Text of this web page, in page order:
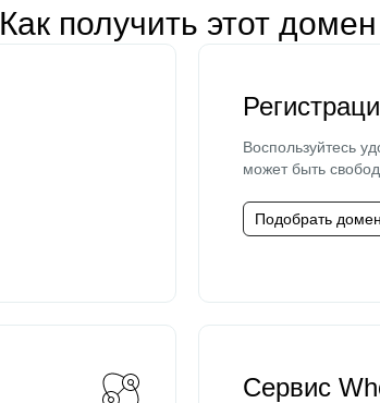
Как получить этот домен
Воспользуйтесь
может быть
Подобрать домен
Сервис